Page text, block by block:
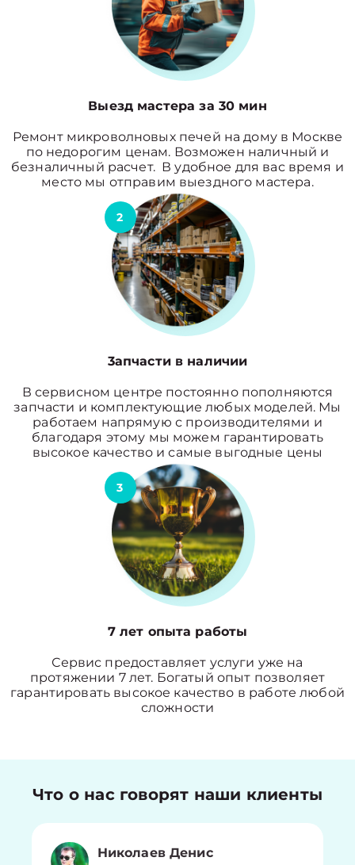
Выезд мастера за 30 мин
Ремонт микроволновых печей на дому в Москве
по недорогим ценам. Возможен наличный и
безналичный расчет. В удобное для вас время и
место мы отправим выездного мастера.
2
3апчасти в наличии
В сервисном центре постоянно пополняются
запчасти и комплектующие любых моделей. Мы
работаем напрямую с производителями и
благодаря этому мы можем гарантировать
высокое качество и самые выгодные цены
3
7 лет опыта работы
Сервис предоставляет услуги уже на
протяжении 7 лет. Богатый опыт позволяет
гарантировать высокое качество в работе любой
сложности
Что о нас говорят наши клиенты
Николаев Денис